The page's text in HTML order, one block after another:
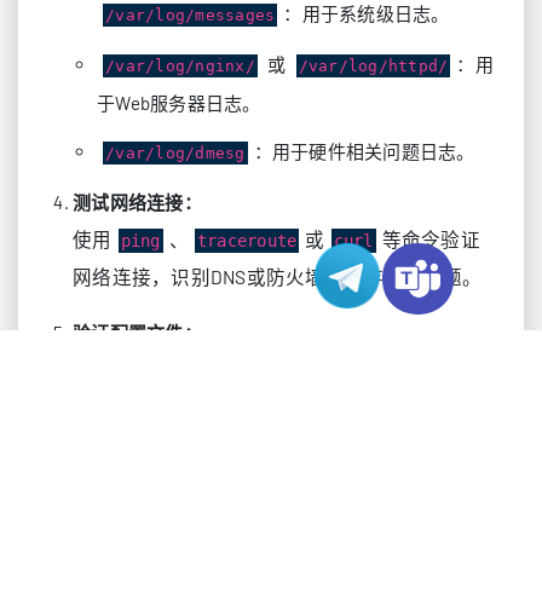
/var/log/messages ：用于系统级日志。
/var/log/nginx/ 或 /var/log/httpd/
：用
于Web服务器日志。
/var/log/dmesg ：用于硬件相关问题日志。
测试网络连接：
使用 ping 、 traceroute 或 curl
等命令验证
网络连接，识别DNS或防火墙可能存在的问题。
验证配置文件：